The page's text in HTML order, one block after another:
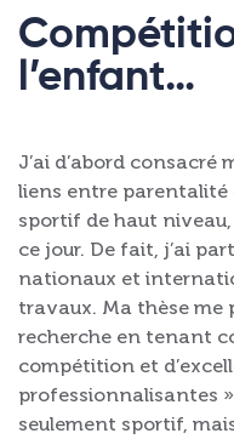
l’enfant…
J’ai d’abord consacré
liens entre parentalité
sportif de haut
ce jour. De fait, j’ai
nationaux et
travaux. Ma thèse me
recherche en tenant
compétition et
professionnalisantes
seulement sportif,